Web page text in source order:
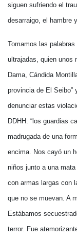
siguen sufriendo el
desarraigo, el hambre
Tomamos las
ultrajadas, quien unos
Dama, Cándida
provincia de El Seibo”
denunciar estas
DDHH: “los guardias
madrugada de una
encima. Nos cayó un
niños junto a una
con armas largas con
que no se muevan. A
Estábamos
terror. Fue